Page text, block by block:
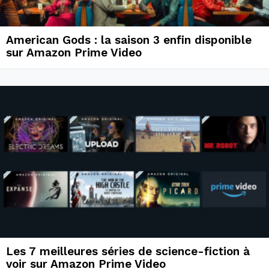
American Gods : la saison 3 enfin disponible
sur Amazon Prime Video
Les 7 meilleures séries de science-fiction à
voir sur Amazon Prime Video